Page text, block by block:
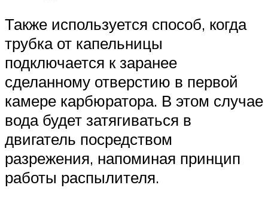
Также используется способ, когда
трубка от капельницы
подключается к заранее
сделанному отверстию в первой
камере карбюратора. В этом случае
вода будет затягиваться в
двигатель посредством
разрежения, напоминая принцип
работы распылителя.